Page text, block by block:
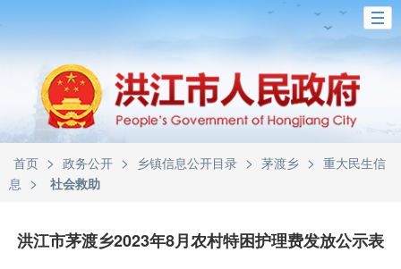
首页 > 政务公开 > 乡镇信息公开目录 > 茅渡乡 > 重大民生信
息 > 社会救助
洪江市茅渡乡2023年8月农村特困护理费发放公示表